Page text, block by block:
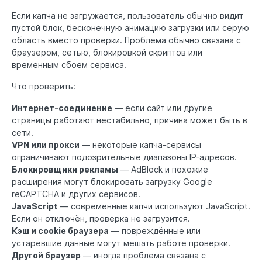
Если капча не загружается, пользователь обычно видит
пустой блок, бесконечную анимацию загрузки или серую
область вместо проверки. Проблема обычно связана с
браузером, сетью, блокировкой скриптов или
временным сбоем сервиса.
Что проверить:
Интернет-соединение — если сайт или другие
страницы работают нестабильно, причина может быть в
сети.
VPN или прокси — некоторые капча-сервисы
ограничивают подозрительные диапазоны IP-адресов.
Блокировщики рекламы — AdBlock и похожие
расширения могут блокировать загрузку Google
reCAPTCHA и других сервисов.
JavaScript — современные капчи используют JavaScript.
Если он отключён, проверка не загрузится.
Кэш и cookie браузера — повреждённые или
устаревшие данные могут мешать работе проверки.
Другой браузер — иногда проблема связана с